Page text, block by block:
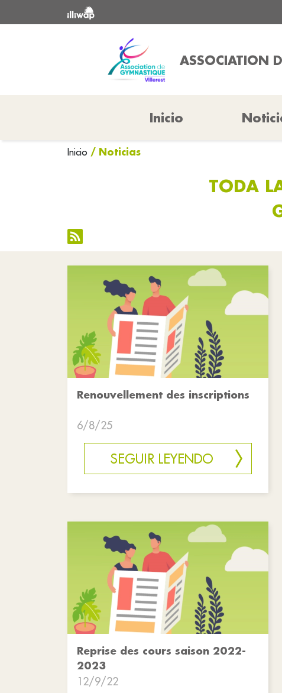
ASSOCIATION
Inicio
Inicio / Noticias
TODA
Renouvellement des inscriptions
6/8/25
SEGUIR LEYENDO
Reprise des cours saison 2022-
2023
12/9/22